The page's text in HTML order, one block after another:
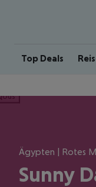
Top Deals
Ägypten | Rotes
Sunny